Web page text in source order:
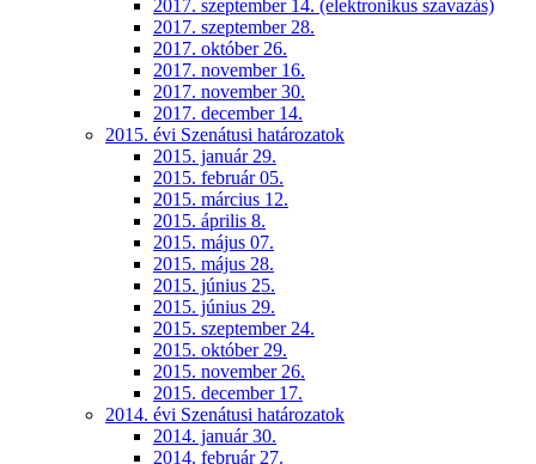
2017. szeptember 14. (elektronikus szavazás)
2017. szeptember 28.
2017. október 26.
2017. november 16.
2017. november 30.
2017. december 14.
2015. évi Szenátusi határozatok
2015. január 29.
2015. február 05.
2015. március 12.
2015. április 8.
2015. május 07.
2015. május 28.
2015. június 25.
2015. június 29.
2015. szeptember 24.
2015. október 29.
2015. november 26.
2015. december 17.
2014. évi Szenátusi határozatok
2014. január 30.
2014. február 27.